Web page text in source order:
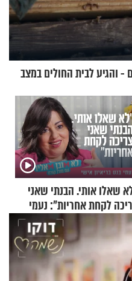
- והגיע לבית החולים במצב
שאלו אותי. הבנתי שאני
לקחת אחריות": נעמי
בריאיון אישי